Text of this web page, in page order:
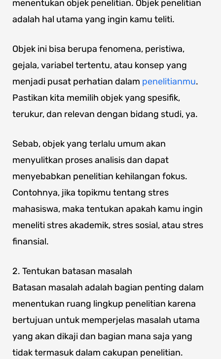
menentukan objek penelitian. Objek penelitian
adalah hal utama yang ingin kamu teliti.
Objek ini bisa berupa fenomena, peristiwa,
gejala, variabel tertentu, atau konsep yang
menjadi pusat perhatian dalam penelitianmu.
Pastikan kita memilih objek yang spesifik,
terukur, dan relevan dengan bidang studi, ya.
Sebab, objek yang terlalu umum akan
menyulitkan proses analisis dan dapat
menyebabkan penelitian kehilangan fokus.
Contohnya, jika topikmu tentang stres
mahasiswa, maka tentukan apakah kamu ingin
meneliti stres akademik, stres sosial, atau stres
finansial.
2. Tentukan batasan masalah
Batasan masalah adalah bagian penting dalam
menentukan ruang lingkup penelitian karena
bertujuan untuk memperjelas masalah utama
yang akan dikaji dan bagian mana saja yang
tidak termasuk dalam cakupan penelitian.